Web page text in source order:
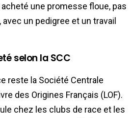
une promesse floue, pas
un pedigree et un travail
selon la SCC
reste la Société Centrale
des Origines Français (LOF).
chez les clubs de race et les